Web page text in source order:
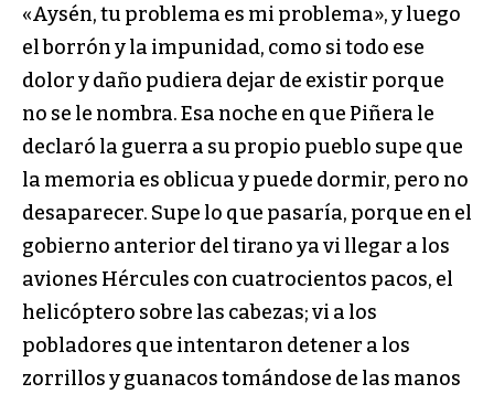
«Aysén, tu problema es mi problema», y luego
el borrón y la impunidad, como si todo ese
dolor y daño pudiera dejar de existir porque
no se le nombra. Esa noche en que Piñera le
declaró la guerra a su propio pueblo supe que
la memoria es oblicua y puede dormir, pero no
desaparecer. Supe lo que pasaría, porque en el
gobierno anterior del tirano ya vi llegar a los
aviones Hércules con cuatrocientos pacos, el
helicóptero sobre las cabezas; vi a los
pobladores que intentaron detener a los
zorrillos y guanacos tomándose de las manos